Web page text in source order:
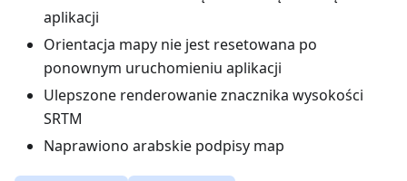
aplikacji
Orientacja mapy nie jest resetowana po
ponownym uruchomieniu aplikacji
Ulepszone renderowanie znacznika wysokości
SRTM
Naprawiono arabskie podpisy map